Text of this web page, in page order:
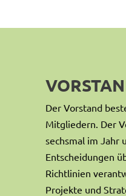
Der Vorstand
Mitgliedern. Der
sechsmal im Jahr
Entscheidungen
Richtlinien
Projekte und